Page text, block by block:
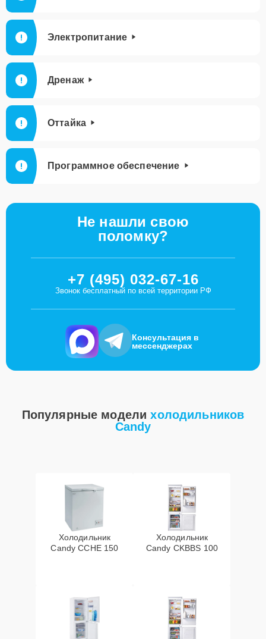
Электропитание
Дренаж
Оттайка
Программное обеспечение
Не нашли свою
поломку?
+7 (495) 032-67-16
Звонок бесплатный по всей территории РФ
Консультация в
мессенджерах
Популярные моделихолодильников
Candy
Холодильник
Candy CCHE 150
Холодильник
Candy CKBBS 100